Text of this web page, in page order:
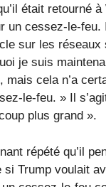
était retourné
un cessez-le-feu.
sur les réseaux
je suis
mais cela n’a
le-feu. » Il
plus grand ».
répété qu’il
si Trump voulait